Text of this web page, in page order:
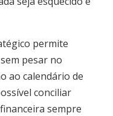
permite
pesar no
ao calendário de
conciliar
sempre